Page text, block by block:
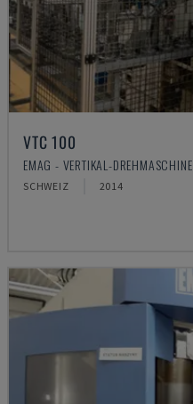
VTC 100
EMAG - VERTIKAL-DREHMASCHINE
SCHWEIZ 2014